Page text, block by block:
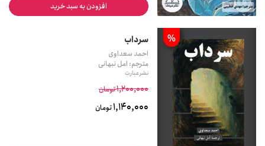
افزودن به سبد خرید
% سرداب
احمد سعداوی
مترجم: امل نبهانی
نشر عبارت
1,200,000تومان
1,140,000تومان